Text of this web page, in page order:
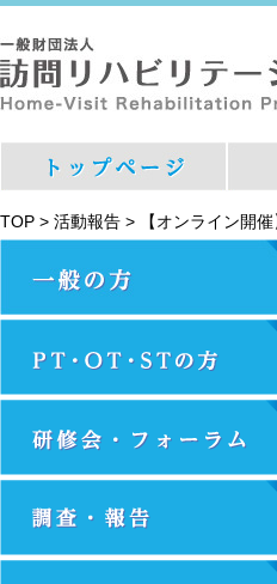
TOP > 活動報告 > 【オンライン開